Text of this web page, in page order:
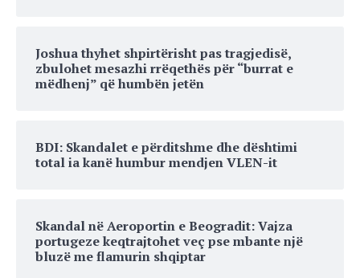
Joshua thyhet shpirtërisht pas tragjedisë,
zbulohet mesazhi rrëqethës për “burrat e
mëdhenj” që humbën jetën
BDI: Skandalet e përditshme dhe dështimi
total ia kanë humbur mendjen VLEN-it
Skandal në Aeroportin e Beogradit: Vajza
portugeze keqtrajtohet veç pse mbante një
bluzë me flamurin shqiptar